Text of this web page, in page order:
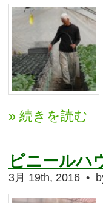
» 続きを読む
ビニールハ
3月 19th, 2016 •